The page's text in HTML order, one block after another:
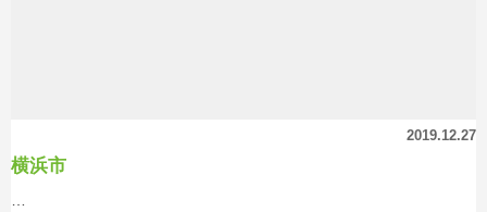
2019.12.27
横浜市